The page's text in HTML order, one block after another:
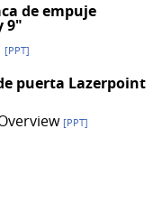
de empuje
9"
[PPT]
puerta Lazerpoint
[PPT]